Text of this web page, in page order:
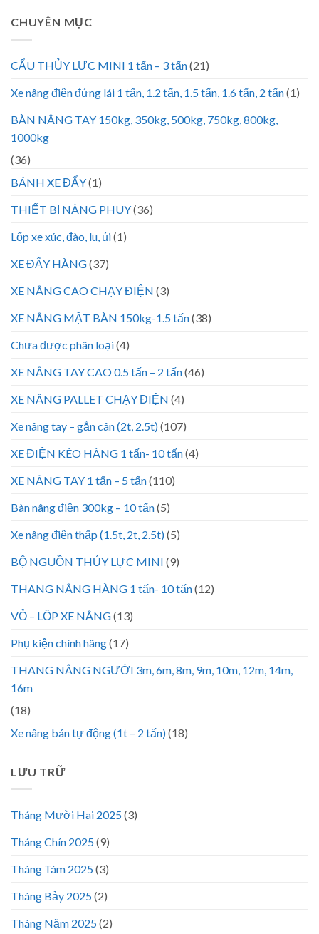
CHUYÊN MỤC
CẨU THỦY LỰC MINI 1 tấn – 3 tấn(21)
Xe nâng điện đứng lái 1 tấn, 1.2 tấn, 1.5 tấn, 1.6 tấn, 2 tấn(1)
BÀN NÂNG TAY 150kg, 350kg, 500kg, 750kg, 800kg,
1000kg
(36)
BÁNH XE ĐẨY(1)
THIẾT BỊ NÂNG PHUY(36)
Lốp xe xúc, đào, lu, ủi(1)
XE ĐẨY HÀNG(37)
XE NÂNG CAO CHẠY ĐIỆN (3)
XE NÂNG MẶT BÀN 150kg-1.5 tấn(38)
Chưa được phân loại(4)
XE NÂNG TAY CAO 0.5 tấn – 2 tấn(46)
XE NÂNG PALLET CHẠY ĐIỆN (4)
Xe nâng tay – gắn cân (2t, 2.5t)(107)
XE ĐIỆN KÉO HÀNG 1 tấn- 10 tấn(4)
XE NÂNG TAY 1 tấn – 5 tấn(110)
Bàn nâng điện 300kg – 10 tấn(5)
Xe nâng điện thấp (1.5t, 2t, 2.5t)(5)
BỘ NGUỒN THỦY LỰC MINI (9)
THANG NÂNG HÀNG 1 tấn- 10 tấn(12)
VỎ – LỐP XE NÂNG(13)
Phụ kiện chính hãng(17)
THANG NÂNG NGƯỜI 3m, 6m, 8m, 9m, 10m, 12m, 14m,
16m
(18)
Xe nâng bán tự động (1t – 2 tấn)(18)
LƯU TRỮ
Tháng Mười Hai 2025(3)
Tháng Chín 2025(9)
Tháng Tám 2025(3)
Tháng Bảy 2025(2)
Tháng Năm 2025(2)